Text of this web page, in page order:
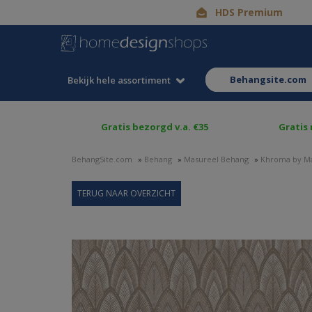
HDS Premium
Bekijk hele assortiment behangsite.com
Gratis bezorgd v.a. €35 Gratis
BehangSite.com » Behang » Masureel Behang » Khroma by